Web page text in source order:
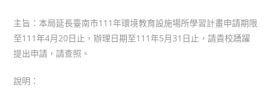
主旨：本局延長臺南市111年環境教育設施場所學習計畫申請期限
至111年4月20日止，辦理日期至111年5月31日止，請貴校踴躍
提出申請，請查照。
說明：